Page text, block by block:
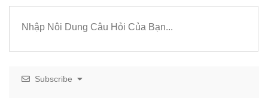
Subscribe